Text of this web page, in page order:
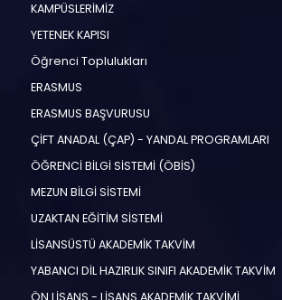
KAMPÜSLERİMİZ
YETENEK KAPISI
Öğrenci Toplulukları
ERASMUS
ERASMUS BAŞVURUSU
ÇİFT ANADAL (ÇAP) - YANDAL PROGRAMLARI
ÖĞRENCİ BİLGİ SİSTEMİ (ÖBİS)
MEZUN BİLGİ SİSTEMİ
UZAKTAN EĞİTİM SİSTEMİ
LİSANSÜSTÜ AKADEMİK TAKVİM
YABANCI DİL HAZIRLIK SINIFI AKADEMİK TAKVİM
ÖN LİSANS - LİSANS AKADEMİK TAKVİMİ